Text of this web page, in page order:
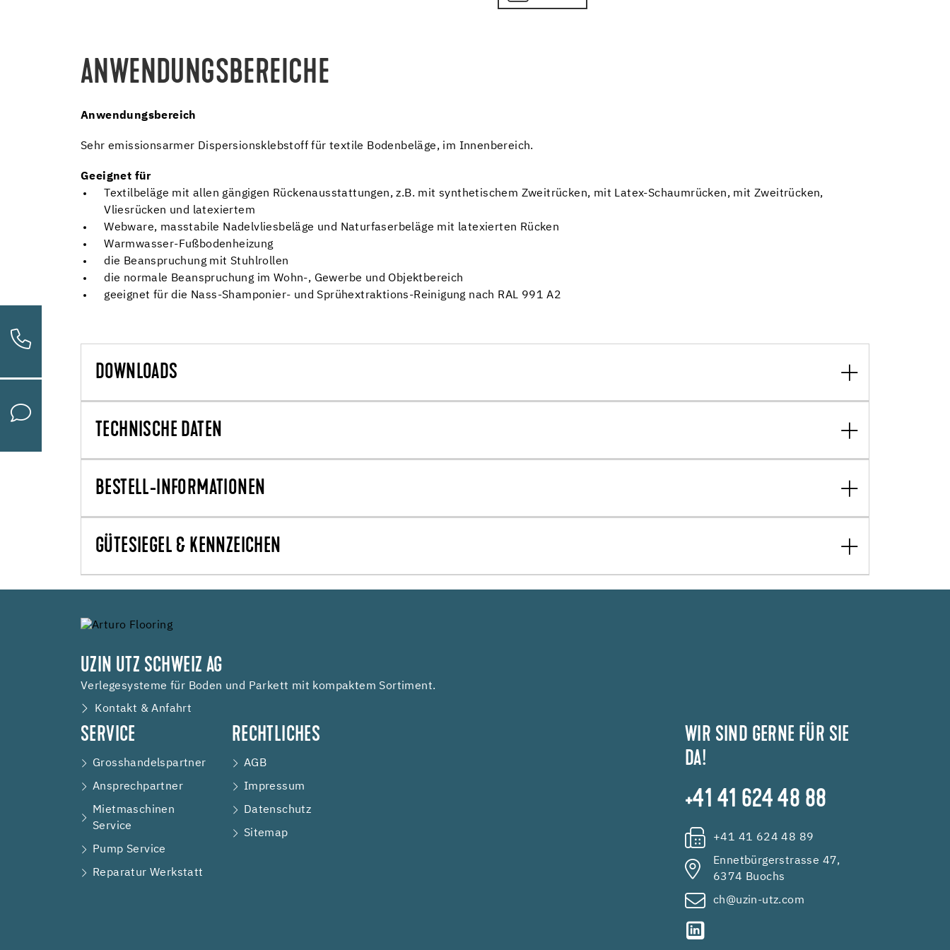
ANWENDUNGSBEREICHE
Anwendungsbereich
Sehr emissionsarmer Dispersionsklebstoff für textile Bodenbeläge, im Innenbereich.
Geeignet für
Textilbeläge mit allen gängigen Rückenausstattungen, z.B. mit synthetischem Zweitrücken, mit Latex-Schaumrücken, mit Zweitrücken,
Vliesrücken und latexiertem
Webware, masstabile Nadelvliesbeläge und Naturfaserbeläge mit latexierten Rücken
Warmwasser-Fußbodenheizung
die Beanspruchung mit Stuhlrollen
die normale Beanspruchung im Wohn-, Gewerbe und Objektbereich
geeignet für die Nass-Shamponier- und Sprühextraktions-Reinigung nach RAL 991 A2
DOWNLOADS
TECHNISCHE DATEN
BESTELL-INFORMATIONEN
GÜTESIEGEL & KENNZEICHEN
UZIN UTZ SCHWEIZ AG
Verlegesysteme für Boden und Parkett mit kompaktem Sortiment.
Kontakt & Anfahrt
SERVICE
Grosshandelspartner
Ansprechpartner
Mietmaschinen
Service
Pump Service
Reparatur Werkstatt
RECHTLICHES
AGB
Impressum
Datenschutz
Sitemap
WIR SIND GERNE FÜR SIE
DA!
+41 41 624 48 88
+41 41 624 48 89
Ennetbürgerstrasse 47,
6374 Buochs
ch@uzin-utz.com